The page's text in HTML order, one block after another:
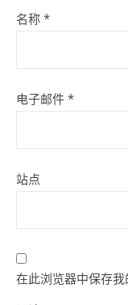
名称 *
电子邮件 *
站点
在此浏览器中保存我